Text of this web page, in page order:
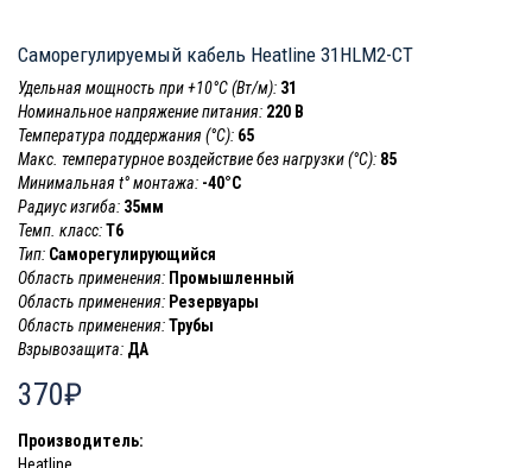
Саморегулируемый кабель Heatline 31HLM2-CT
Удельная мощность при +10°С (Вт/м): 31
Номинальное напряжение питания: 220 В
Температура поддержания (°С): 65
Макс. температурное воздействие без нагрузки (°С): 85
Минимальная t° монтажа: -40°С
Радиус изгиба: 35мм
Темп. класс:T6
Тип: Саморегулирующийся
Область применения: Промышленный
Область применения: Резервуары
Область применения:Трубы
Взрывозащита: ДА
370₽
Производитель:
Heatline